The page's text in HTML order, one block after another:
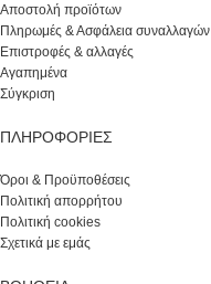
Αποστολή προϊότων
Πληρωμές & Ασφάλεια συναλλαγών
Επιστροφές & αλλαγές
Αγαπημένα
Σύγκριση
ΠΛΗΡΟΦΟΡΙΕΣ
Όροι & Προϋποθέσεις
Πολιτική απορρήτου
Πολιτική cookies
Σχετικά με εμάς